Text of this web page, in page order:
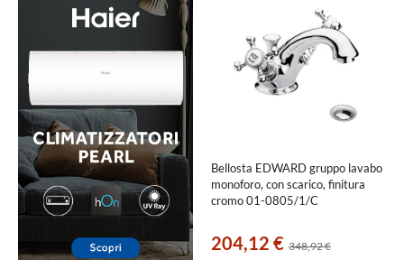
Bellosta EDWARD gruppo lavabo
monoforo, con scarico, finitura
cromo 01-0805/1/C
204,12 € 348,92 €